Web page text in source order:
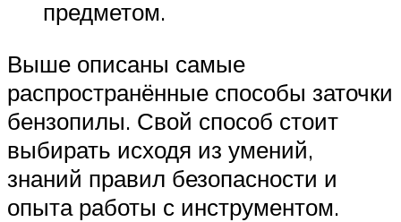
предметом.
Выше описаны самые
распространённые способы заточки
бензопилы. Свой способ стоит
выбирать исходя из умений,
знаний правил безопасности и
опыта работы с инструментом.